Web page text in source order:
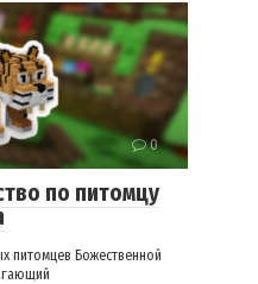
0
по питомцу
питомцев Божественной